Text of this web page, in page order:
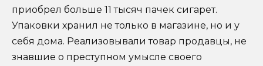
приобрел больше 11 тысяч пачек сигарет.
Упаковки хранил не только в магазине, но и у
себя дома. Реализовывали товар продавцы, не
знавшие о преступном умысле своего